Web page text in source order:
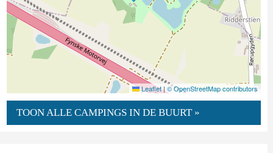
Leaflet| © OpenStreetMap contributors
TOON ALLE CAMPINGS IN DE BUURT »